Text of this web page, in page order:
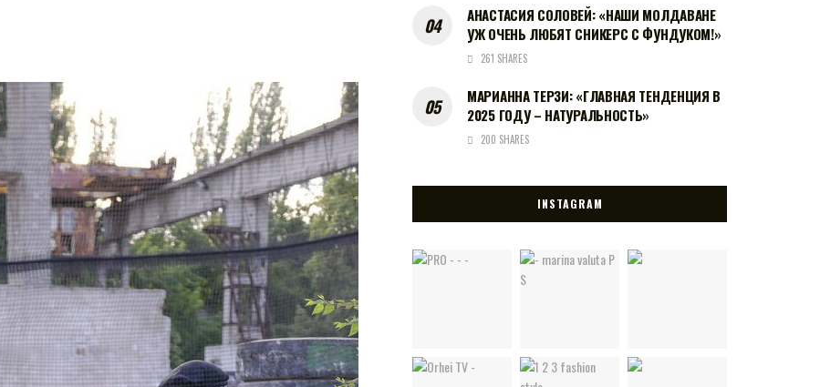
АНАСТАСИЯ СОЛОВЕЙ: «НАШИ МОЛДАВАНЕ
УЖ ОЧЕНЬ ЛЮБЯТ СНИКЕРС С ФУНДУКОМ!»
261 SHARES
МАРИАННА ТЕРЗИ: «ГЛАВНАЯ ТЕНДЕНЦИЯ В
2025 ГОДУ – НАТУРАЛЬНОСТЬ»
200 SHARES
INSTAGRAM